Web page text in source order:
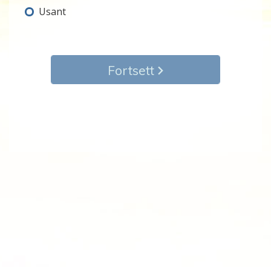
Usant
Fortsett